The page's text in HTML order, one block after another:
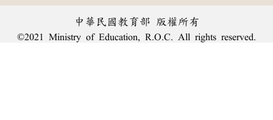
中華民國教育部 版權所有
©2021 Ministry of Education, R.O.C. All rights reserved.